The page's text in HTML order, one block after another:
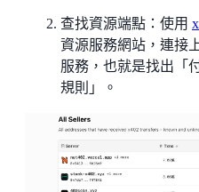
查找資源端點：使用
資源服務網站，連接
服務，也就是找出「
規則」。